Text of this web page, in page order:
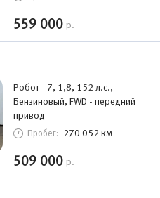
559 000 р.
Робот - 7, 1,8, 152 л.с.,
Бензиновый, FWD - передний
привод
Пробег: 270 052 км
509 000 р.